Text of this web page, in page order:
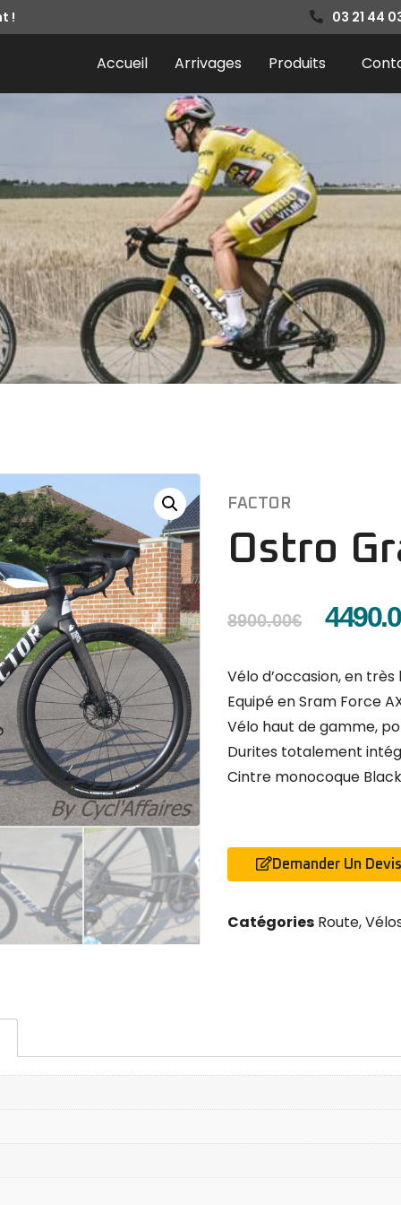
! 03 21 44
Accueil Arrivages Produits
FACTOR
Ostro
8900.00€
Vélo d’occasion, en
Equipé en Sram Force
Vélo haut de gamme,
Durites totalement
Cintre monocoque
Demander Un Devis
Catégories Route,